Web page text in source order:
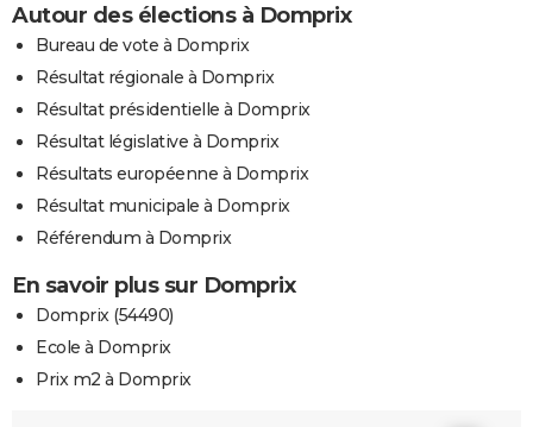
Autour des élections à Domprix
Bureau de vote à Domprix
Résultat régionale à Domprix
Résultat présidentielle à Domprix
Résultat législative à Domprix
Résultats européenne à Domprix
Résultat municipale à Domprix
Référendum à Domprix
En savoir plus sur Domprix
Domprix (54490)
Ecole à Domprix
Prix m2 à Domprix